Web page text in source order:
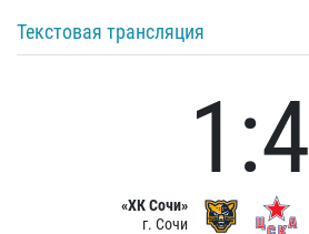
Текстовая трансляция
«ХК Сочи»
г. Сочи
1:4